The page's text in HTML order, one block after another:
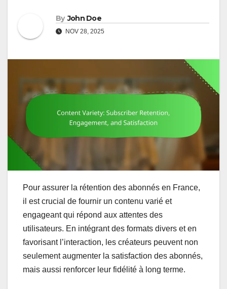
By John Doe
NOV 28, 2025
Pour assurer la rétention des abonnés en France,
il est crucial de fournir un contenu varié et
engageant qui répond aux attentes des
utilisateurs. En intégrant des formats divers et en
favorisant l’interaction, les créateurs peuvent non
seulement augmenter la satisfaction des abonnés,
mais aussi renforcer leur fidélité à long terme.